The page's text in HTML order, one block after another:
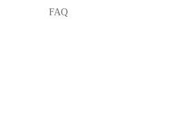
FAQ